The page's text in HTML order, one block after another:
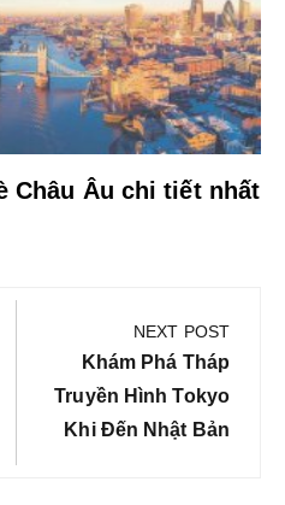
Châu Âu chi tiết nhất
NEXT POST
Next
Post:
Khám Phá Tháp
Truyền Hình Tokyo
Khi Đến Nhật Bản